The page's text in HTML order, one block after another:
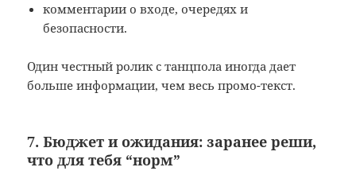
комментарии о входе, очередях и
безопасности.
Один честный ролик с танцпола иногда дает
больше информации, чем весь промо-текст.
7. Бюджет и ожидания: заранее реши,
что для тебя “норм”